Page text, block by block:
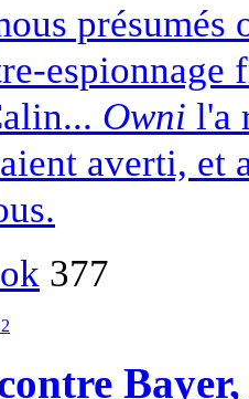
présumés
espionnage
Owni l'a
averti, et
377